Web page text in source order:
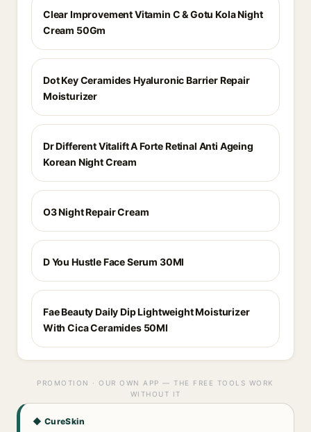
Clear Improvement Vitamin C & Gotu Kola Night
Cream 50Gm
Dot Key Ceramides Hyaluronic Barrier Repair
Moisturizer
Dr Different Vitalift A Forte Retinal Anti Ageing
Korean Night Cream
O3 Night Repair Cream
D You Hustle Face Serum 30Ml
Fae Beauty Daily Dip Lightweight Moisturizer
With Cica Ceramides 50Ml
PROMOTION · OUR OWN APP — THE FREE TOOLS WORK
WITHOUT IT
◆ CureSkin